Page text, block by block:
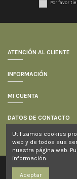
Por favor
ATENCIÓN AL CLIENTE
INFORMACIÓN
MI CUENTA
DATOS DE CONTACTO
Utilizamos cookies
web y de todos sus
nuestra página web.
información.
Aceptar